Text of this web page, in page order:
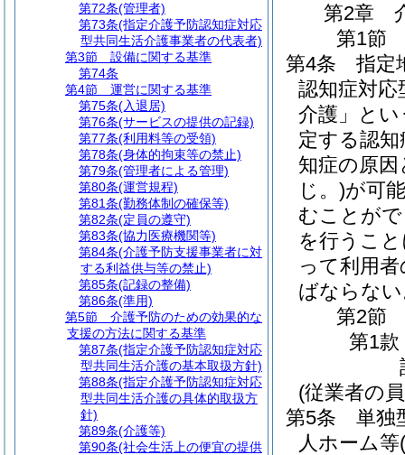
第2章
第1節
第4条
指定
認知症対応
介護」とい
定する認
知症の原
じ。)が可
むことが
を行うこ
って利用
ばならな
第2節
第1款
(従業者の
第5条
単独
人ホーム等
第72条(管理者)
第73条(指定介護予防認知症対応
型共同生活介護事業者の代表者)
第3節
設備に関する基準
第74条
第4節
運営に関する基準
第75条(入退居)
第76条(サービスの提供の記録)
第77条(利用料等の受領)
第78条(身体的拘束等の禁止)
第79条(管理者による管理)
第80条(運営規程)
第81条(勤務体制の確保等)
第82条(定員の遵守)
第83条(協力医療機関等)
第84条(介護予防支援事業者に対
する利益供与等の禁止)
第85条(記録の整備)
第86条(準用)
第5節
介護予防のための効果的な
支援の方法に関する基準
第87条(指定介護予防認知症対応
型共同生活介護の基本取扱方針)
第88条(指定介護予防認知症対応
型共同生活介護の具体的取扱方
針)
第89条(介護等)
第90条(社会生活上の便宜の提供